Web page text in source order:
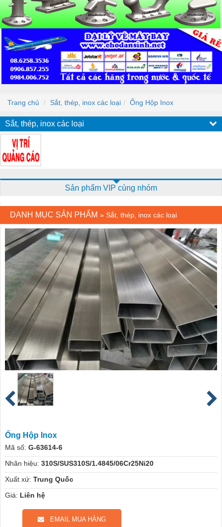
Trang chủ Sắt, thép, inox các loại Ống Hộp Inox
Sắt, thép, inox các loại
Sản phẩm VIP cùng nhóm
DANH MỤC SẢN PHẨM » Sắt, thép, inox các loại
Ống Hộp Inox
Mã số: G-63614-6
Nhãn hiệu: 310S/SUS310S/1.4845/06Cr25Ni20
Xuất xứ: Trung Quốc
Giá: Liên hệ
EMAIL MUA HÀNG